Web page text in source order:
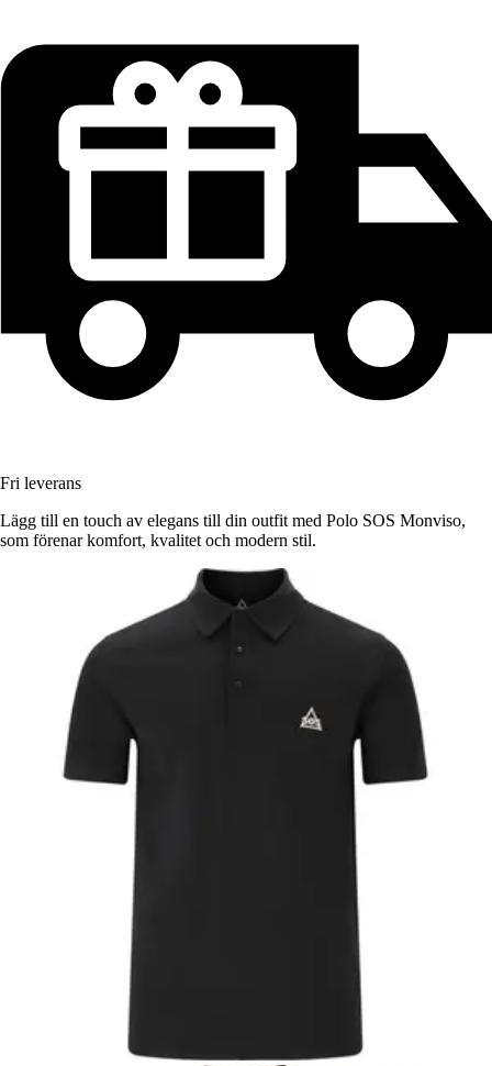
Fri leverans
Lägg till en touch av elegans till din outfit med Polo SOS Monviso,
som förenar komfort, kvalitet och modern stil.